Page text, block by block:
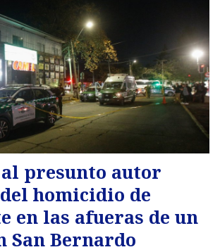
presunto autor
homicidio de
en las afueras de un
San Bernardo